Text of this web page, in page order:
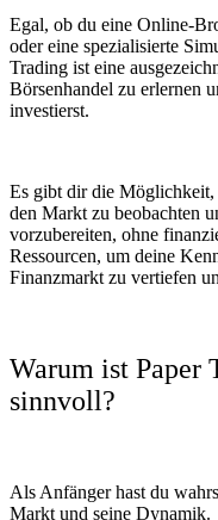
Egal, ob du eine Online-
oder eine spezialisierte
Trading ist eine
Börsenhandel zu erlernen
investierst.
Es gibt dir die Möglichkeit,
den Markt zu beobachten
vorzubereiten, ohne
Ressourcen, um deine
Finanzmarkt zu vertiefen
Warum ist Paper
sinnvoll?
Als Anfänger hast du
Markt und seine Dynamik.